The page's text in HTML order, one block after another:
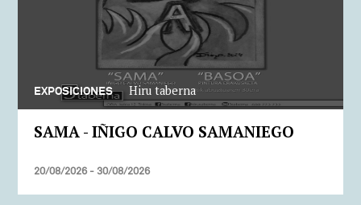
EXPOSICIONES Hiru taberna
SAMA - IÑIGO CALVO SAMANIEGO
20/08/2026 - 30/08/2026